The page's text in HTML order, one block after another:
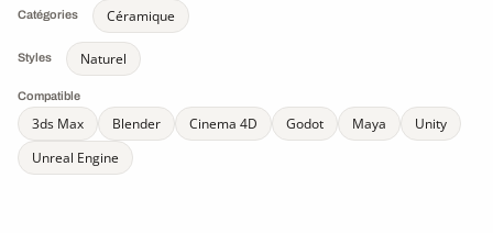
Catégories Céramique
Styles Naturel
Compatible
3ds Max Blender Cinema 4D Godot Maya
Unity
Unreal Engine